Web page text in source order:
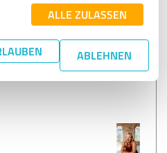
ALLE ZULASSEN
ABLEHNEN
zu weiteren
dem Bereich